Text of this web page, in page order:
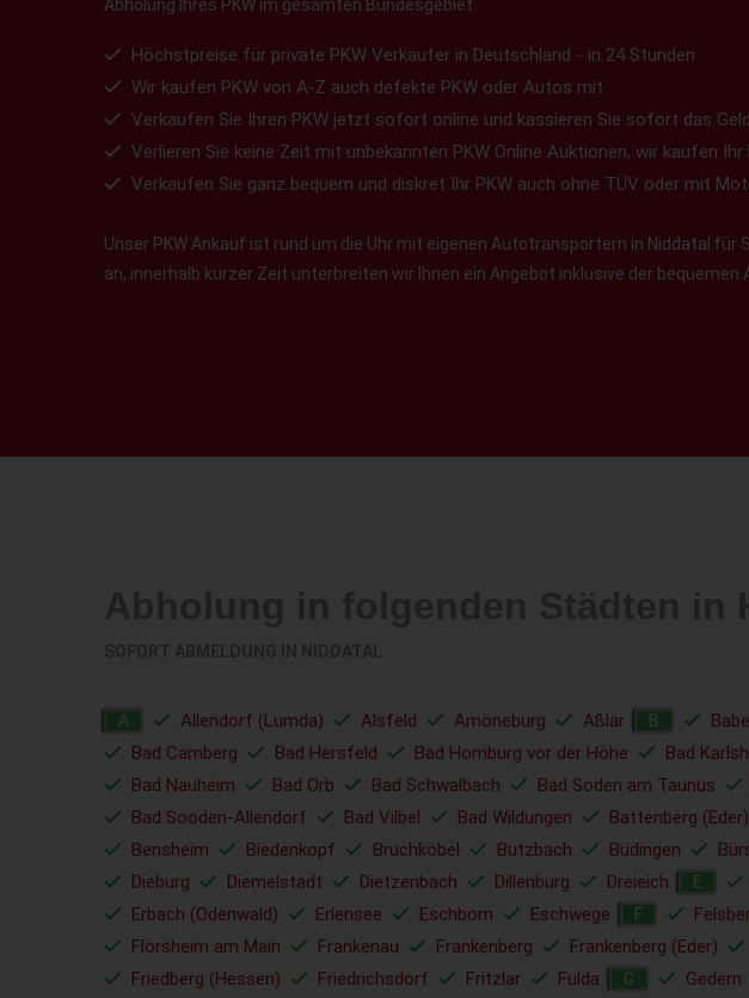
Abholung Ihres PKW im gesamten Bundesgebiet.
Höchstpreise für private PKW Verkäufer in Deutschland - in 24 Stunden
Wir kaufen PKW von A-Z auch defekte PKW oder Autos mit
Verkaufen Sie Ihren PKW jetzt sofort online und kassieren Sie sofort das Geld
Verlieren Sie keine Zeit mit unbekannten PKW Online Auktionen, wir kaufen Ihr
Verkaufen Sie ganz bequem und diskret Ihr PKW auch ohne TÜV oder mit
Unser PKW Ankauf ist rund um die Uhr mit eigenen Autotransportern in Niddatal
an, innerhalb kurzer Zeit unterbreiten wir Ihnen ein Angebot inklusive der bequemen
A Allendorf (Lumda) Alsfeld Amöneburg Aßlar B
Bad Camberg
Bad Hersfeld Bad Homburg vor der Höhe Bad
Bad Nauheim
Bad Orb Bad Schwalbach Bad Soden am Taunus
Bad Sooden-Allendorf
Bad Vilbel Bad Wildungen Battenberg (Eder)
Bensheim
Biedenkopf Bruchköbel Butzbach Büdingen
Dieburg
Diemelstadt Dietzenbach Dillenburg Dreieich E
Erbach (Odenwald)
Erlensee Eschborn Eschwege F
Flörsheim am Main
Frankenau Frankenberg Frankenberg (Eder)
Friedberg (Hessen)
Friedrichsdorf Fritzlar Fulda G Gedern